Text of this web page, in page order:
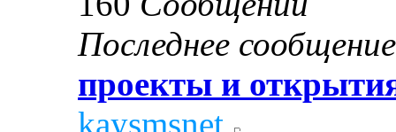
Последнее сообщение
проекты и
kaysmsnet